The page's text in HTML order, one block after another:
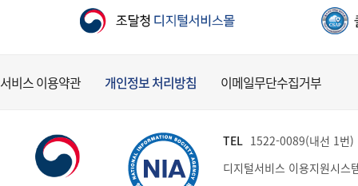
서비스 이용약관 개인정보 처리방침 이메일무단수집거부
TEL 1522-0089(내선 1번
디지털서비스 이용지원시스